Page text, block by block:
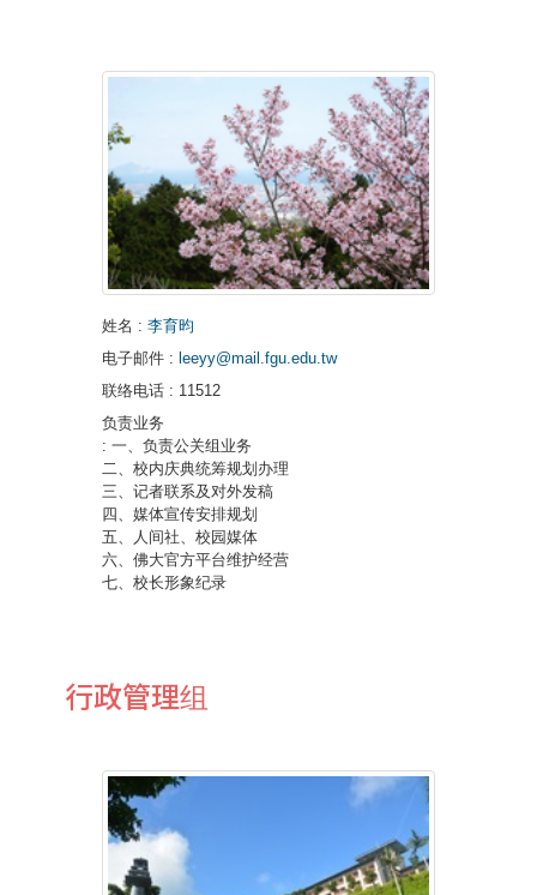
姓名 :李育昀
电子邮件 : leeyy@mail.fgu.edu.tw
联络电话 : 11512
负责业务
: 一、负责公关组业务
二、校内庆典统筹规划办理
三、记者联系及对外发稿
四、媒体宣传安排规划
五、人间社、校园媒体
六、佛大官方平台维护经营
七、校长形象纪录
行政管理组